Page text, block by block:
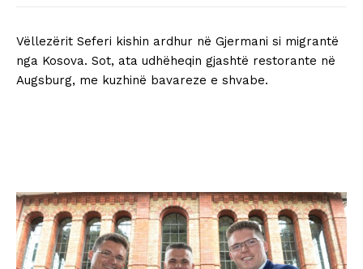
Vëllezërit Seferi kishin ardhur në Gjermani si migrantë
nga Kosova. Sot, ata udhëheqin gjashtë restorante në
Augsburg, me kuzhinë bavareze e shvabe.